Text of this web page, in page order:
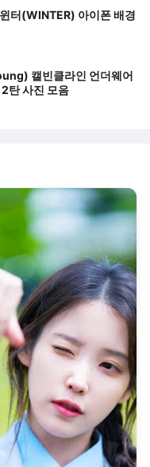
터(WINTER) 아이폰 배경
캘빈클라인 언더웨어
탄 사진 모음